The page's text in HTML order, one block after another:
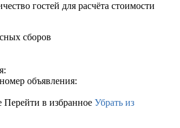
гостей для расчёта стоимости
сборов
объявления:
Перейти в избранное Убрать из